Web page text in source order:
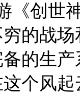
《创世
的战
的生
个风